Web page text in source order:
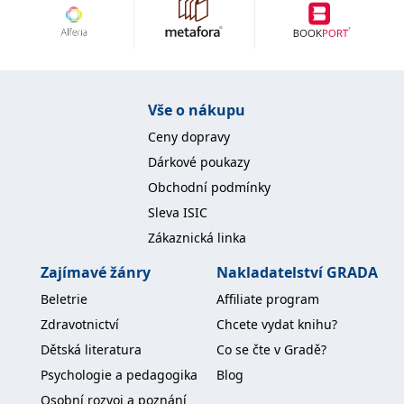
Vše o nákupu
Ceny dopravy
Dárkové poukazy
Obchodní podmínky
Sleva ISIC
Zákaznická linka
Zajímavé žánry
Beletrie
Zdravotnictví
Dětská literatura
Psychologie a pedagogika
Osobní rozvoj a poznání
Nakladatelství GRADA
Affiliate program
Chcete vydat knihu?
Co se čte v Gradě?
Blog